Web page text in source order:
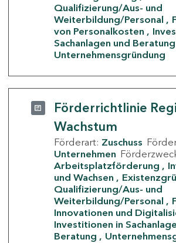
Qualifizierung/Aus- und
Weiterbildung/Personal
von Personalkosten
Sachanlagen und Beratung
Unternehmensgründung
Förderrichtlinie
Wachstum
Förderart: Zuschuss
Unternehmen
Arbeitsplatzförderung
und Wachsen
Qualifizierung/Aus- und
Weiterbildung/Personal
Innovationen und
Investitionen in
Beratung